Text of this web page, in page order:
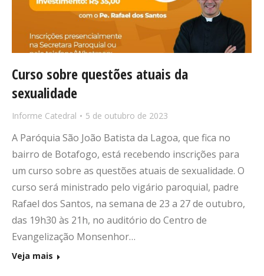
Curso sobre questões atuais da
sexualidade
Informe Catedral 5 de outubro de 2023
A Paróquia São João Batista da Lagoa, que fica no
bairro de Botafogo, está recebendo inscrições para
um curso sobre as questões atuais de sexualidade. O
curso será ministrado pelo vigário paroquial, padre
Rafael dos Santos, na semana de 23 a 27 de outubro,
das 19h30 às 21h, no auditório do Centro de
Evangelização Monsenhor…
Veja mais